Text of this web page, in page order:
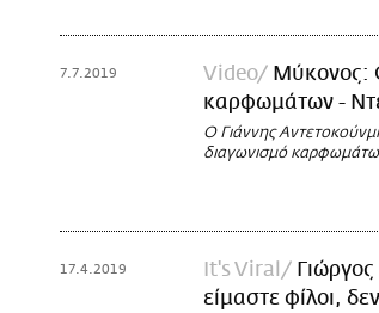
7.7.2019 Video
Μύκονος:
καρφωμάτων -
Ο Γιάννης
διαγωνισμό
17.4.2019 It's Viral
είμαστε φίλοι,